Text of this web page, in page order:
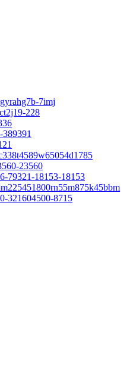
7imj
228
23560
79321-18153-18153
321604500-8715